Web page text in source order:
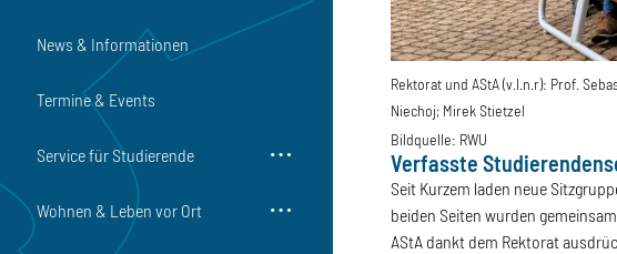
News & Informationen
Termine & Events
Service für Studierende
Wohnen & Leben vor Ort
Rektorat und AStA (v.l.n.r): Prof.
Niechoj; Mirek Stietzel
Bildquelle: RWU
Verfasste
Seit Kurzem laden neue
beiden Seiten wurden
AStA dankt dem Rektorat